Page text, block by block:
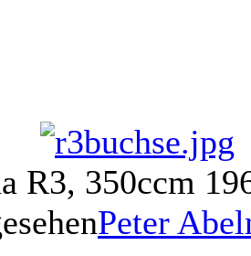
R3, 350ccm
Peter